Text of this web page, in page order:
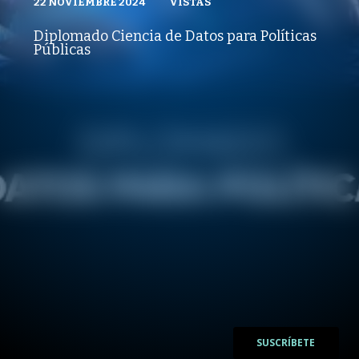
GOBLAB UAI 22 NOVIEMBRE 2024
REPRODUCCIONES
VISTAS
Diplomado Ciencia de Datos para Políticas
Públicas
SUSCRÍBETE
VISTAS